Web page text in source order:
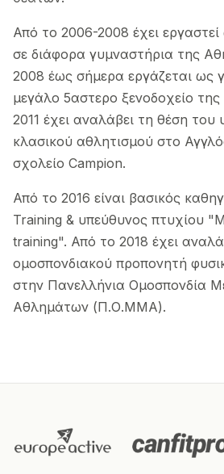
Από το 2006-2008 έχει
σε διάφορα γυμναστήρια της
2008 έως σήμερα εργάζεται ως
μεγάλο 5αστερο ξενοδοχείο
2011 έχει αναλάβει τη θέση του
κλασικού αθλητισμού στο
σχολείο Campion.
Από το 2016 είναι βασικός
Training & υπεύθυνος πτυχίου
training". Από το 2018 έχει
ομοσπονδιακού προπονητή
στην Πανελλήνια Ομοσπονδία
Αθλημάτων (Π.Ο.ΜΜΑ).